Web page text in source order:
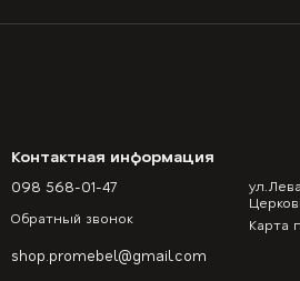
Контактная информация
098 568-01-47
Обратный звонок
shop.promebel@gmail.com
Карта